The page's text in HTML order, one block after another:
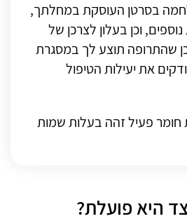
בסרטן העוסקת במחלתך,
וכן בעלון לצרכן של
שהתרופה תוצע לך במסגרת
את יעילות הטיפול
חומר פעיל זהה בעלות שמות
היא פועלת?